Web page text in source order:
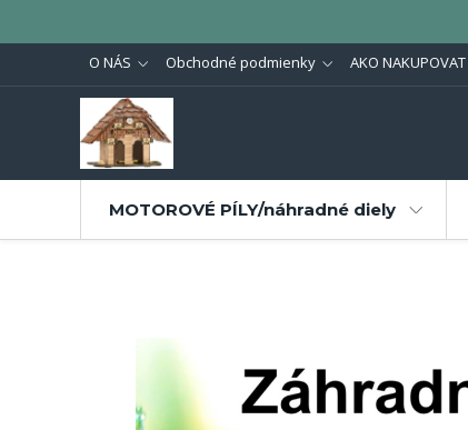
O NÁS Obchodné podmienky AKO NAKUPOVAT
MOTOROVÉ PÍLY/náhradné diely